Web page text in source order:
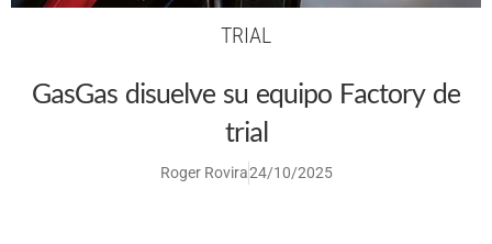
TRIAL
GasGas disuelve su equipo Factory de
trial
Roger Rovira24/10/2025